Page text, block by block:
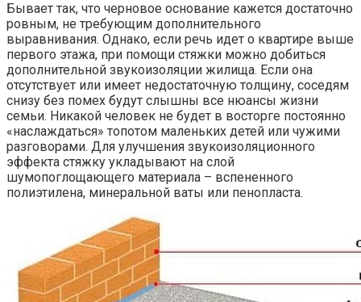
Бывает так, что черновое основание кажется достаточно
ровным, не требующим дополнительного
выравнивания. Однако, если речь идет о квартире выше
первого этажа, при помощи стяжки можно добиться
дополнительной звукоизоляции жилища. Если она
отсутствует или имеет недостаточную толщину, соседям
снизу без помех будут слышны все нюансы жизни
семьи. Никакой человек не будет в восторге постоянно
«наслаждаться» топотом маленьких детей или чужими
разговорами. Для улучшения звукоизоляционного
эффекта стяжку укладывают на слой
шумопоглощающего материала – вспененного
полиэтилена, минеральной ваты или пенопласта.